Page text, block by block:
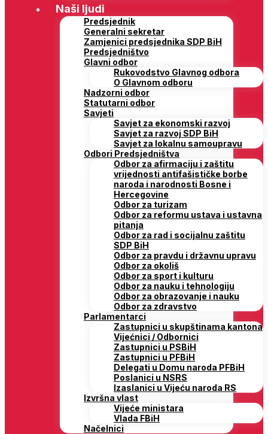
Naši ljudi
Predsjednik
Generalni sekretar
Zamjenici predsjednika SDP BiH
Predsjedništvo
Glavni odbor
Rukovodstvo Glavnog odbora
O Glavnom odboru
Nadzorni odbor
Statutarni odbor
Savjeti
Savjet za ekonomski razvoj
Savjet za razvoj SDP BiH
Savjet za lokalnu samoupravu
Odbori Predsjedništva
Odbor za afirmaciju i zaštitu
vrijednosti antifašističke borbe
naroda i narodnosti Bosne i
Hercegovine
Odbor za turizam
Odbor za reformu ustava i ustavna
pitanja
Odbor za rad i socijalnu zaštitu
SDP BiH
Odbor za pravdu i državnu upravu
Odbor za okoliš
Odbor za sport i kulturu
Odbor za nauku i tehnologiju
Odbor za obrazovanje i nauku
Odbor za zdravstvo
Parlamentarci
Zastupnici u skupštinama kantona
Vijećnici / Odbornici
Zastupnici u PSBiH
Zastupnici u PFBiH
Delegati u Domu naroda PFBiH
Poslanici u NSRS
Izaslanici u Vijeću naroda RS
Izvršna vlast
Vijeće ministara
Vlada FBiH
Načelnici